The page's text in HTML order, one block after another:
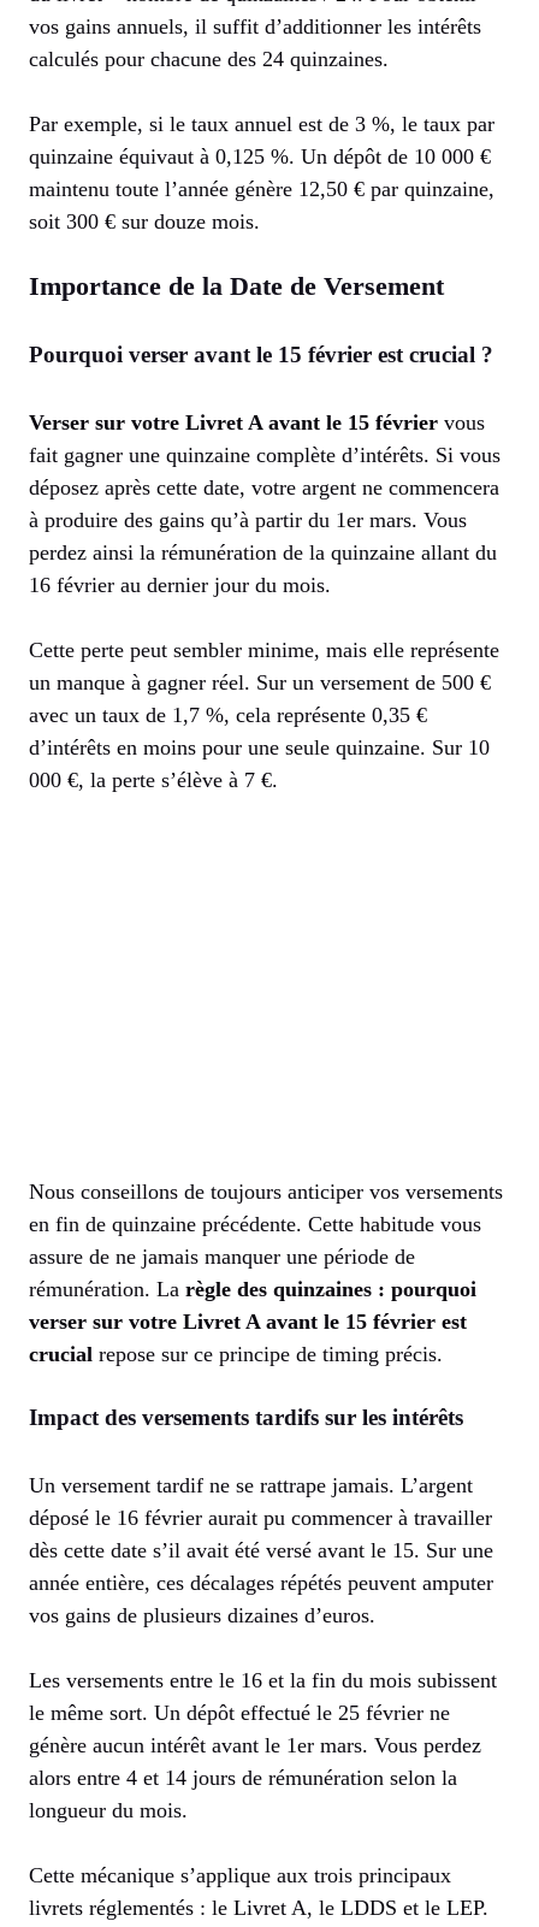
vos gains annuels, il suffit d’additionner les intérêts
calculés pour chacune des 24 quinzaines.
Par exemple, si le taux annuel est de 3 %, le taux par
quinzaine équivaut à 0,125 %. Un dépôt de 10 000 €
maintenu toute l’année génère 12,50 € par quinzaine,
soit 300 € sur douze mois.
Importance de la Date de Versement
Pourquoi verser avant le 15 février est crucial ?
Verser sur votre Livret A avant le 15 février vous
fait gagner une quinzaine complète d’intérêts. Si vous
déposez après cette date, votre argent ne commencera
à produire des gains qu’à partir du 1er mars. Vous
perdez ainsi la rémunération de la quinzaine allant du
16 février au dernier jour du mois.
Cette perte peut sembler minime, mais elle représente
un manque à gagner réel. Sur un versement de 500 €
avec un taux de 1,7 %, cela représente 0,35 €
d’intérêts en moins pour une seule quinzaine. Sur 10
000 €, la perte s’élève à 7 €.
Nous conseillons de toujours anticiper vos versements
en fin de quinzaine précédente. Cette habitude vous
assure de ne jamais manquer une période de
rémunération. La règle des quinzaines : pourquoi
verser sur votre Livret A avant le 15 février est
crucial repose sur ce principe de timing précis.
Impact des versements tardifs sur les intérêts
Un versement tardif ne se rattrape jamais. L’argent
déposé le 16 février aurait pu commencer à travailler
dès cette date s’il avait été versé avant le 15. Sur une
année entière, ces décalages répétés peuvent amputer
vos gains de plusieurs dizaines d’euros.
Les versements entre le 16 et la fin du mois subissent
le même sort. Un dépôt effectué le 25 février ne
génère aucun intérêt avant le 1er mars. Vous perdez
alors entre 4 et 14 jours de rémunération selon la
longueur du mois.
Cette mécanique s’applique aux trois principaux
livrets réglementés : le Livret A, le LDDS et le LEP.